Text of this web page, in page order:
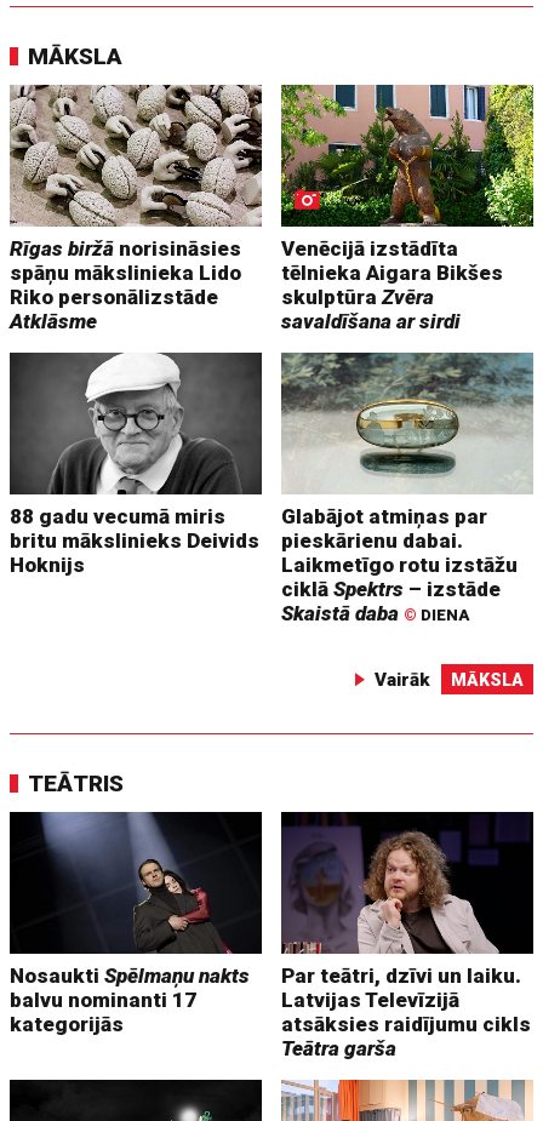
MĀKSLA
Rīgas biržā norisināsies
spāņu mākslinieka Lido
Riko personālizstāde
Atklāsme
Venēcijā izstādīta
tēlnieka Aigara Bikšes
skulptūraZvēra
savaldīšana ar sirdi
88 gadu vecumā miris
britu mākslinieks Deivids
Hoknijs
Glabājot atmiņas par
pieskārienu dabai.
Laikmetīgo rotu izstāžu
ciklāSpektrs – izstāde
Skaistā daba © DIENA
Vairāk MĀKSLA
TEĀTRIS
NosauktiSpēlmaņu nakts
balvu nominanti 17
kategorijās
Par teātri, dzīvi un laiku.
Latvijas Televīzijā
atsāksies raidījumu cikls
Teātra garša